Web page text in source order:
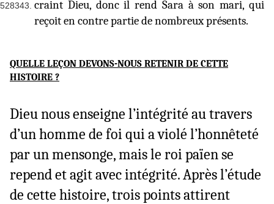
craint Dieu, donc il rend Sara à son mari, qui
reçoit en contre partie de nombreux présents.
QUELLE LEÇON DEVONS-NOUS RETENIR DE CETTE
HISTOIRE ?
Dieu nous enseigne l’intégrité au travers
d’un homme de foi qui a violé l’honnêteté
par un mensonge, mais le roi païen se
repend et agit avec intégrité. Après l’étude
de cette histoire, trois points attirent